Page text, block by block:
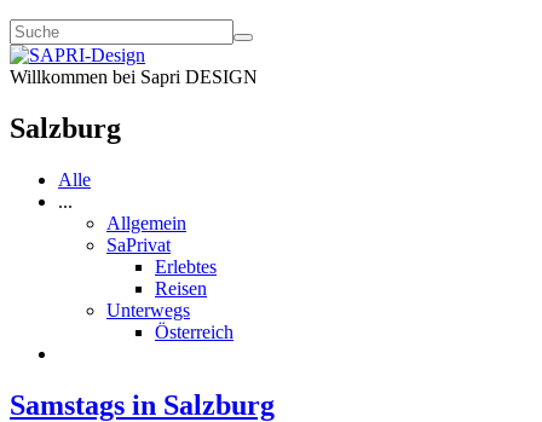
Willkommen bei Sapri DESIGN
Salzburg
Alle
...
Allgemein
SaPrivat
Erlebtes
Reisen
Unterwegs
Österreich
Samstags in Salzburg